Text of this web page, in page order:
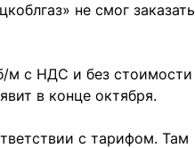
не смог заказать
м с НДС и без стоимости
в конце октября.
с тарифом. Там